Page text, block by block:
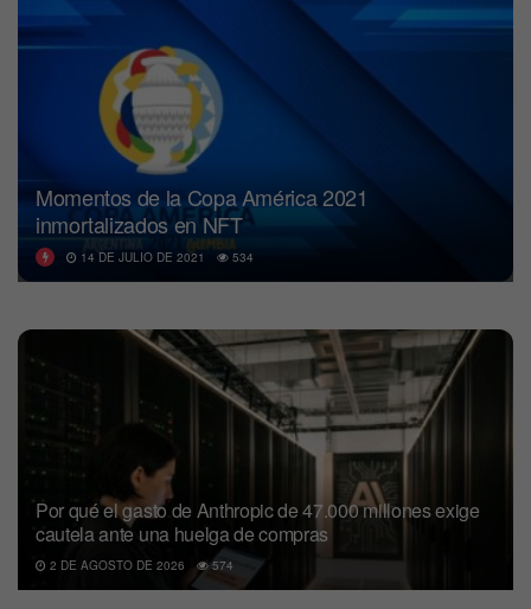
Momentos de la Copa América 2021
inmortalizados en NFT
14 DE JULIO DE 2021 534
Por qué el gasto de Anthropic de 47.000 millones exige
cautela ante una huelga de compras
2 DE AGOSTO DE 2026 574